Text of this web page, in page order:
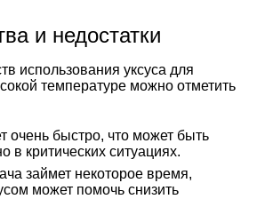
и недостатки
использования уксуса для
температуре можно отметить
очень быстро, что может быть
в критических ситуациях.
займет некоторое время,
может помочь снизить